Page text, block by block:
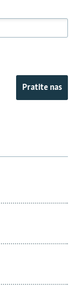
Pratite nas